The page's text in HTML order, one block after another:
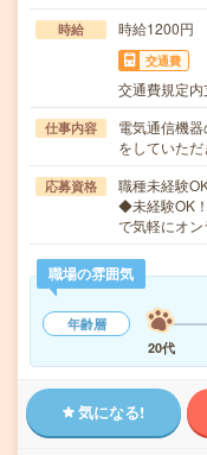
時給 時給1200円
交通費
交通費規定内
仕事内容
電気通信機
をしていた
応募資格
職種未経験
◆未経験OK
で気軽にオ
職場の雰囲気
年齢層
20代
気になる!